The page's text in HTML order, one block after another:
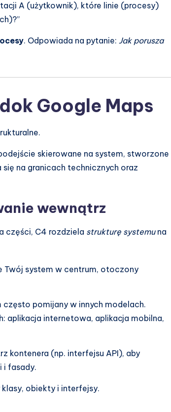
A (użytkownik), które linie (procesy)
. Odpowiada na pytanie: Jak porusza
Google Maps
skierowane na system, stworzone
na granicach technicznych oraz
wewnątrz
części, C4 rozdziela strukturę systemuna
Twój system w centrum, otoczony
pomijany w innych modelach.
aplikacja internetowa, aplikacja mobilna,
kontenera (np. interfejsu API), aby
i fasady.
klasy, obiekty i interfejsy.